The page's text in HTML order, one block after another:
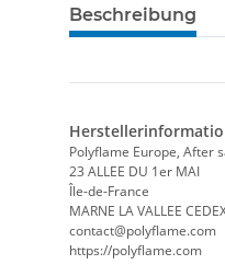
Beschreibung
Polyflame Europe, After
23 ALLEE DU 1er MAI
Île-de-France
MARNE LA VALLEE
contact@polyflame.com
https://polyflame.com